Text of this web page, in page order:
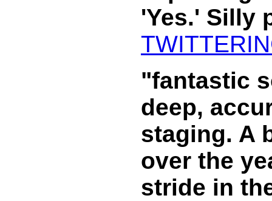
'Yes.' Silly
"fantastic
deep,
staging. A
over the
stride in